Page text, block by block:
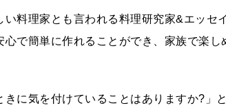
い料理家とも言われる料理研究家&エッセ
で簡単に作れることができ、家族で楽し
に気を付けていることはありますか? 」